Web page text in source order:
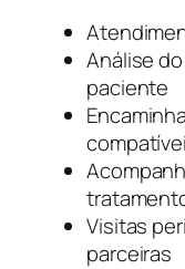
Análise
paciente
Visitas
parceiras